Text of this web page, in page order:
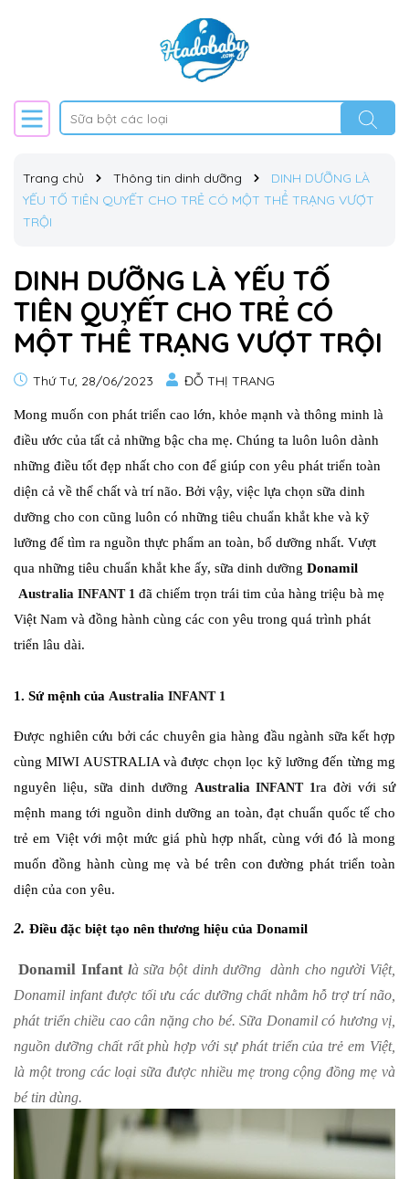
Trang chủ Thông tin dinh dưỡng
DINH DƯỠNG LÀ
YẾU TỐ TIÊN QUYẾT CHO TRẺ CÓ MỘT THỂ TRẠNG VƯỢT
TRỘI
DINH DƯỠNG LÀ YẾU TỐ
TIÊN QUYẾT CHO TRẺ CÓ
MỘT THỂ TRẠNG VƯỢT TRỘI
Thứ Tư, 28/06/2023 ĐỖ THỊ TRANG
Mong muốn con phát triển cao lớn, khỏe mạnh và thông minh là
điều ước của tất cả những bậc cha mẹ. Chúng ta luôn luôn dành
những điều tốt đẹp nhất cho con để giúp con yêu phát triển toàn
diện cả về thể chất và trí não. Bởi vậy, việc lựa chọn sữa dinh
dưỡng cho con cũng luôn có những tiêu chuẩn khắt khe và kỹ
lưỡng để tìm ra nguồn thực phẩm an toàn, bổ dưỡng nhất. Vượt
qua những tiêu chuẩn khắt khe ấy, sữa dinh dưỡng Donamil
Australia INFANT 1 đã chiếm trọn trái tim của hàng triệu bà mẹ
Việt Nam và đồng hành cùng các con yêu trong quá trình phát
triển lâu dài.
1. Sứ mệnh của Australia INFANT 1
Được nghiên cứu bởi các chuyên gia hàng đầu ngành sữa kết hợp
cùng MIWI AUSTRALIA và được chọn lọc kỹ lưỡng đến từng mg
nguyên liệu, sữa dinh dưỡng AustraliaINFANT 1ra đời với sứ
mệnh mang tới nguồn dinh dưỡng an toàn, đạt chuẩn quốc tế cho
trẻ em Việt với một mức giá phù hợp nhất, cùng với đó là mong
muốn đồng hành cùng mẹ và bé trên con đường phát triển toàn
diện của con yêu.
2. Điều đặc biệt tạo nên thương hiệu của Donamil
Donamil Infant là sữa bột dinh dưỡng dành cho người Việt,
Donamil infant được tối ưu các dưỡng chất nhằm hỗ trợ trí não,
phát triển chiều cao cân nặng cho bé. Sữa Donamil có hương vị,
nguồn dưỡng chất rất phù hợp với sự phát triển của trẻ em Việt,
là một trong các loại sữa được nhiều mẹ trong cộng đồng mẹ và
bé tin dùng.